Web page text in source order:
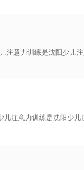
注意力训练是沈阳少儿
注意力训练是沈阳少